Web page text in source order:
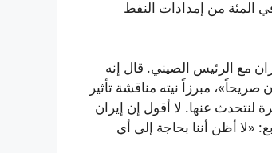
لاستثمار نفوذها لإعادة فتح مضيق هرمز، الذي كان يمر عبره نحو 20 في المئة من إمدادات النفط
مع الرئيس الصيني. قال إنه
مبرزاً نيته مناقشة تأثير
لنتحدث عنها. لا أقول إن إيران
«لا أظن أننا بحاجة إلى أي